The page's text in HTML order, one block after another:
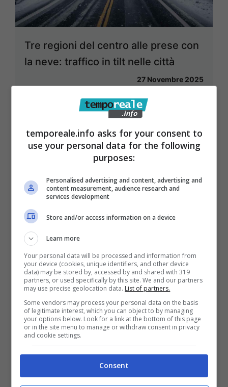
Tre regioni del centro alle prese con
la neve: traffico in tilt nelle città
27 Novembre 2025
Il derby non basta per sorridere,
tegola Maignan: tifosi del Milan in
ansia
26 Novembre 2025
temporeale.info asks for your consent to
use your personal data for the following
purposes:
Personalised advertising and content, advertising and
content measurement, audience research and
services development
Store and/or access information on a device
Learn more
Your personal data will be processed and information from
your device (cookies, unique identifiers, and other device
data) may be stored by, accessed by and shared with 319
partners, or used specifically by this site. We and our partners
may use precise geolocation data. List of partners.
Some vendors may process your personal data on the basis
of legitimate interest, which you can object to by managing
your options below. Look for a link at the bottom of this page
or in the site menu to manage or withdraw consent in privacy
and cookie settings.
Consent